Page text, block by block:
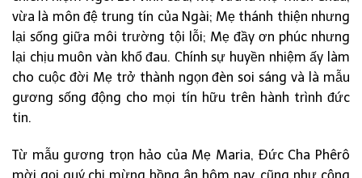
vừa là môn đệ trung tín của Ngài; Mẹ thánh thiện nhưng
lại sống giữa môi trường tội lỗi; Mẹ đầy ơn phúc nhưng
lại chịu muôn vàn khổ đau. Chính sự huyền nhiệm ấy làm
cho cuộc đời Mẹ trở thành ngọn đèn soi sáng và là mẫu
gương sống động cho mọi tín hữu trên hành trình đức
tin.
Từ mẫu gương trọn hảo của Mẹ Maria, Đức Cha Phêrô